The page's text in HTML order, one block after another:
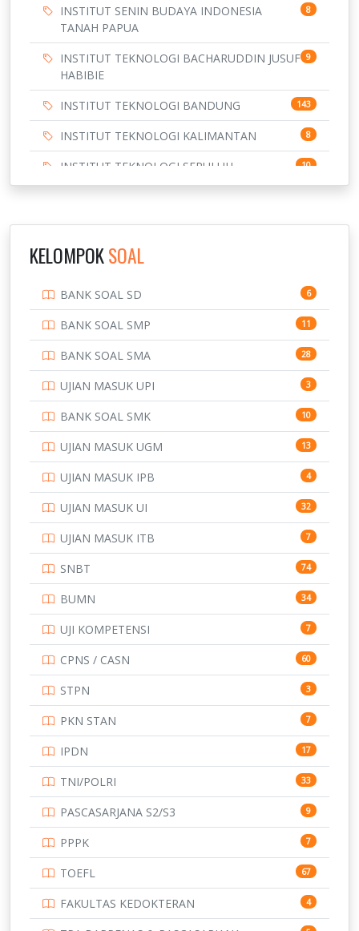
INSTITUT SENIN BUDAYA INDONESIA
TANAH PAPUA
8
INSTITUT TEKNOLOGI BACHARUDDIN JUSUF
HABIBIE
9
INSTITUT TEKNOLOGI BANDUNG 143
INSTITUT TEKNOLOGI KALIMANTAN 8
INSTITUT TEKNOLOGI SEPULUH
NOVEMBER
10
3
169
7
PTDI STTD 4
133
SMA 146
SMK 231
SMP 134
STIP 2
153
345
UNIVERSITAS AIRLANGGA 15
16
15
15
14
14
UNIVERSITAS CENDRAWASIH 14
15
219
11
KELOMPOKSOAL
BANK SOAL SD 6
BANK SOAL SMP 11
BANK SOAL SMA 28
UJIAN MASUK UPI 3
BANK SOAL SMK 10
UJIAN MASUK UGM 13
UJIAN MASUK IPB 4
UJIAN MASUK UI 32
UJIAN MASUK ITB 7
SNBT 74
BUMN 34
UJI KOMPETENSI 7
CPNS / CASN 60
STPN 3
PKN STAN 7
IPDN 17
TNI/POLRI 33
PASCASARJANA S2/S3 9
PPPK 7
TOEFL 67
FAKULTAS KEDOKTERAN 4